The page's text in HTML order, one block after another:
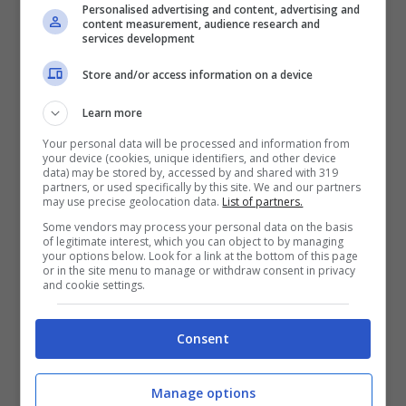
Proprio per questo, il presidente della
Repubblica rivolge ai “poteri pubblici, anche sul
piano nazionale, così come alla comunità
scientifica e alla società civile napoletana”
l’invito a “colmare un vuoto così grave e
restituire alla città una leva così importante
Personalised advertising and content, advertising and
content measurement, audience research and
services development
Store and/or access information on a device
Learn more
Your personal data will be processed and information from
your device (cookies, unique identifiers, and other device
data) may be stored by, accessed by and shared with 319
partners, or used specifically by this site. We and our partners
may use precise geolocation data. List of partners.
Some vendors may process your personal data on the basis
of legitimate interest, which you can object to by managing
your options below. Look for a link at the bottom of this page
or in the site menu to manage or withdraw consent in privacy
and cookie settings.
Consent
Manage options